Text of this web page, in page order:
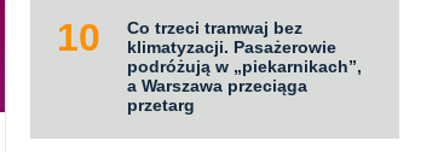
LOT zapłaci za paliwo
Co trzeci tramwaj bez
klimatyzacji. Pasażerowie
podróżują w „piekarnikach”,
a Warszawa przeciąga
przetarg